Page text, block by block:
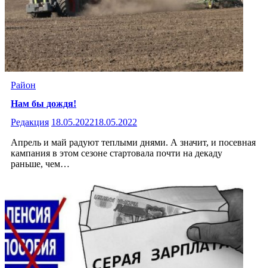
Район
Нам бы дождя!
Редакция 18.05.202218.05.2022
Апрель и май радуют теплыми днями. А значит, и посевная
кампания в этом сезоне стартовала почти на декаду
раньше, чем…